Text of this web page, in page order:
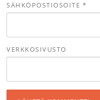
SÄHKÖPOSTIOSOITE *
VERKKOSIVUSTO